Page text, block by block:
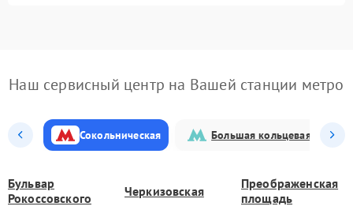
Наш сервисный центр на Вашей станции метро
Сокольническая Большая кольцевая
Бульвар
Рокоссовского
Черкизовская
Преображенская
площадь